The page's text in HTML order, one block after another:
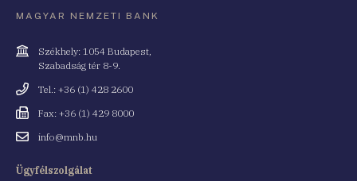
MAGYAR NEMZETI BANK
Cím
Székhely: 1054 Budapest,
Szabadság tér 8-9.
Telefonszám
Tel.: +36 (1) 428 2600
Fax
Fax: +36 (1) 429 8000
Emailinfo@mnb.hu
Ügyfélszolgálat